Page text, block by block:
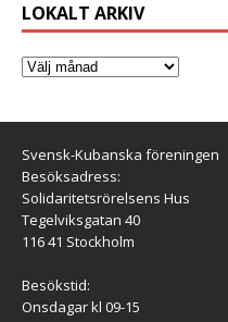
LOKALT ARKIV
Svensk-Kubanska föreningen
Besöksadress:
Solidaritetsrörelsens Hus
Tegelviksgatan 40
116 41 Stockholm
Besökstid:
Onsdagar kl 09-15